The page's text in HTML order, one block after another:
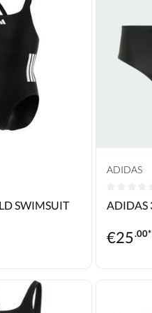
Bewertung von 0 von 5
SWIMSUIT
ADIDAS
ADIDAS
€25.00*